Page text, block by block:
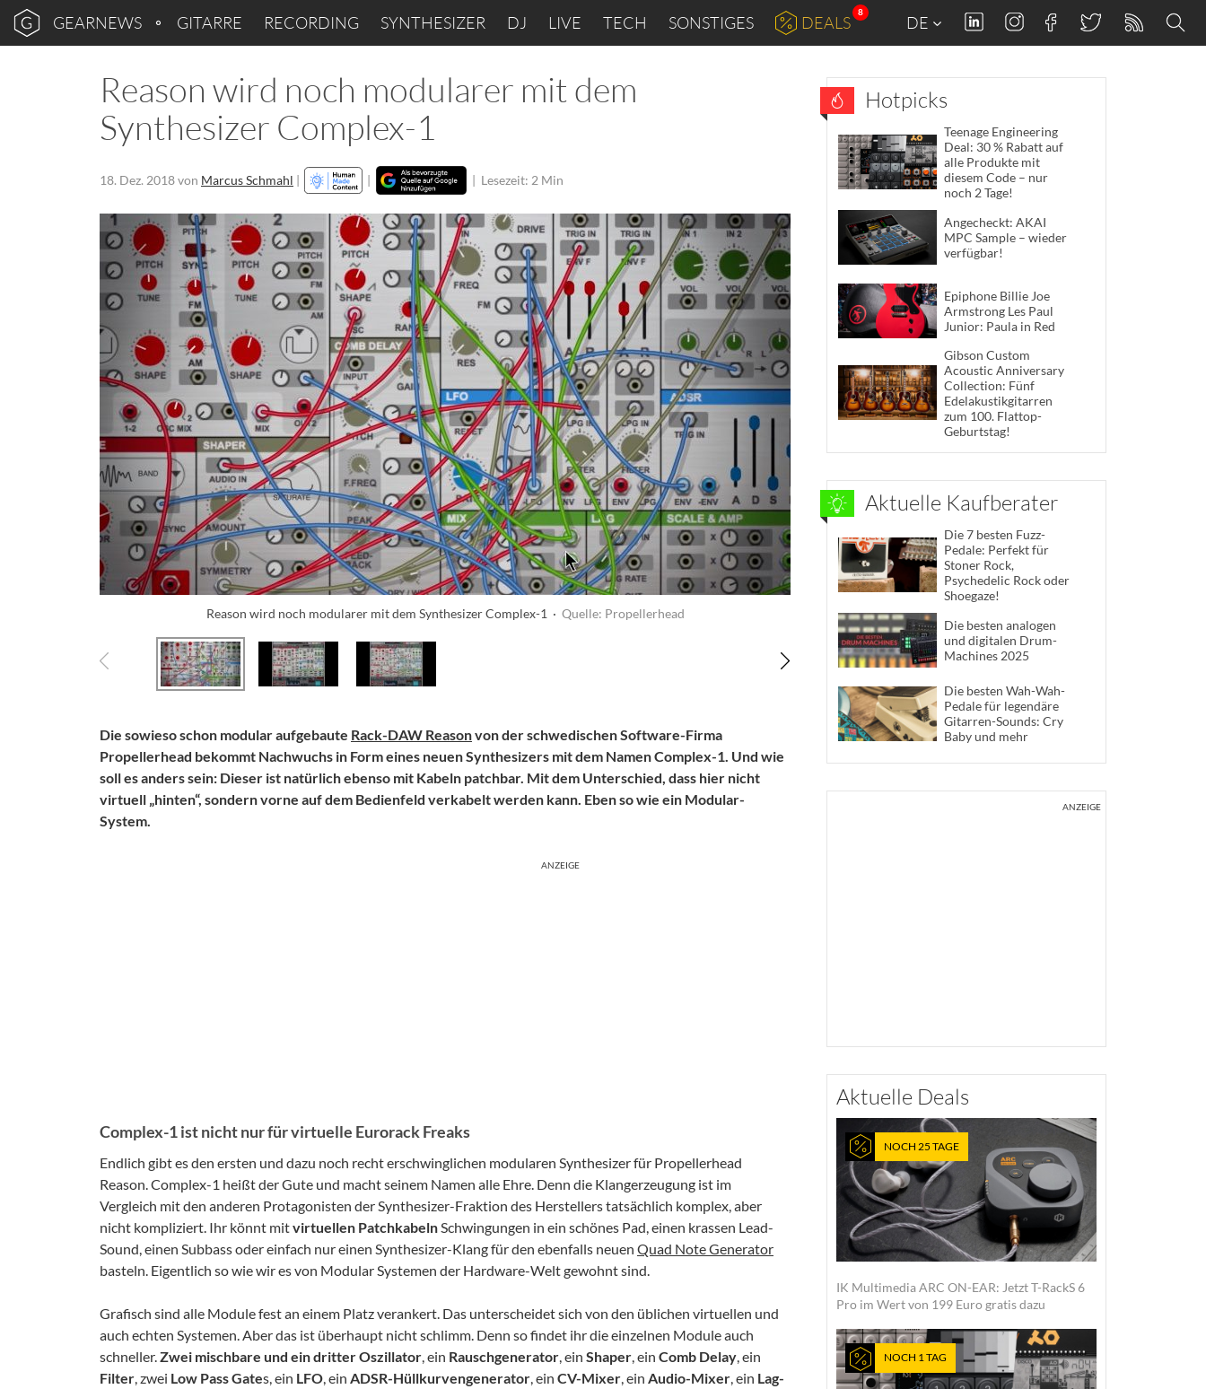
GEARNEWS GITARRE RECORDING SYNTHESIZER DJ LIVE TECH SONSTIGES DEALS
8
DE
Reason wird noch modularer mit dem
Synthesizer Complex-1
18. Dez. 2018von Marcus Schmahl | | | Lesezeit: 2 Min
Reason wird noch modularer mit dem Synthesizer Complex-1 · Quelle: Propellerhead
Die sowieso schon modular aufgebaute Rack-DAW Reasonvon der schwedischen Software-Firma
Propellerhead bekommt Nachwuchs in Form eines neuen Synthesizers mit dem Namen Complex-1. Und wie
soll es anders sein: Dieser ist natürlich ebenso mit Kabeln patchbar. Mit dem Unterschied, dass hier nicht
virtuell „hinten“, sondern vorne auf dem Bedienfeld verkabelt werden kann. Eben so wie ein Modular-
System.
ANZEIGE
Complex-1 ist nicht nur für virtuelle Eurorack Freaks
Endlich gibt es den ersten und dazu noch recht erschwinglichen modularen Synthesizer für Propellerhead
Reason. Complex-1 heißt der Gute und macht seinem Namen alle Ehre. Denn die Klangerzeugung ist im
Vergleich mit den anderen Protagonisten der Synthesizer-Fraktion des Herstellers tatsächlich komplex, aber
nicht kompliziert. Ihr könnt mitvirtuellen Patchkabeln Schwingungen in ein schönes Pad, einen krassen Lead-
Sound, einen Subbass oder einfach nur einen Synthesizer-Klang für den ebenfalls neuen Quad Note Generator
basteln. Eigentlich so wie wir es von Modular Systemen der Hardware-Welt gewohnt sind.
Grafisch sind alle Module fest an einem Platz verankert. Das unterscheidet sich von den üblichen virtuellen und
auch echten Systemen. Aber das ist überhaupt nicht schlimm. Denn so findet ihr die einzelnen Module auch
schneller. Zwei mischbare und ein dritter Oszillator , ein Rauschgenerator , ein Shaper , ein Comb Delay , ein
Filter , zwei Low Pass Gates, ein LFO , ein ADSR-Hüllkurvengenerator , ein CV-Mixer , ein Audio-Mixer , ein Lag-
Hotpicks
Teenage Engineering
Deal: 30 % Rabatt auf
alle Produkte mit
diesem Code – nur
noch 2 Tage!
Angecheckt: AKAI
MPC Sample – wieder
verfügbar!
Epiphone Billie Joe
Armstrong Les Paul
Junior: Paula in Red
Gibson Custom
Acoustic Anniversary
Collection: Fünf
Edelakustikgitarren
zum 100. Flattop-
Geburtstag!
Aktuelle Kaufberater
Die 7 besten Fuzz-
Pedale: Perfekt für
Stoner Rock,
Psychedelic Rock oder
Shoegaze!
Die besten analogen
und digitalen Drum-
Machines 2025
Die besten Wah-Wah-
Pedale für legendäre
Gitarren-Sounds: Cry
Baby und mehr
ANZEIGE
Aktuelle Deals
NOCH 25 TAGE
IK Multimedia ARC ON-EAR: Jetzt T-RackS 6
Pro im Wert von 199 Euro gratis dazu
NOCH 1 TAG